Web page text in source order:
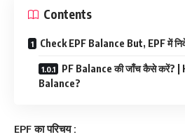
Contents
Check EPF Balance But, EPF में
PF Balance की जाँच कैसे करें? |
Balance?
EPF का परिचय :